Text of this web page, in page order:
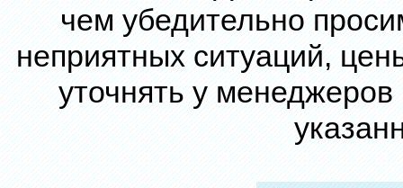
чем убедительно
неприятных ситуаций,
уточнять у